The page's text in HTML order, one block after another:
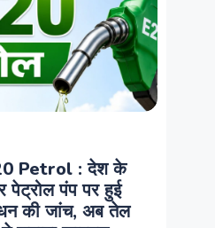
Petrol : देश के
पेट्रोल पंप पर हुई
की जांच, अब तेल